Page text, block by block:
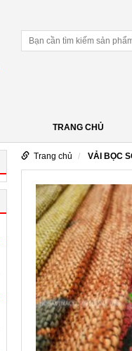
TRANG CHỦ
Trang chủ VẢI BỌC